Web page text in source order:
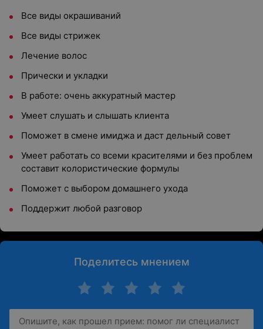
Все виды окрашиваний
Все виды стрижек
Лечение волос
Прически и укладки
В работе: очень аккуратный мастер
Умеет слушать и слышать клиента
Поможет в смене имиджа и даст дельный совет
Умеет работать со всеми красителями и без проблем
составит колористические формулы
Поможет с выбором домашнего ухода
Поддержит любой разговор
Поделитесь мнением